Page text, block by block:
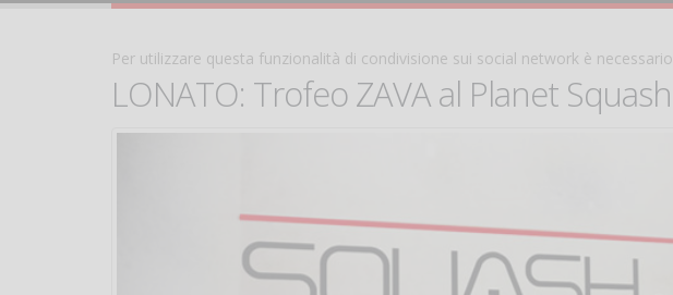
Per utilizzare questa funzionalità di condivisione sui social network è necessario
LONATO: Trofeo ZAVA al Planet Squash